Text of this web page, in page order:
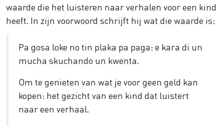
waarde die het luisteren naar verhalen voor een kind
heeft. In zijn voorwoord schrijft hij wat die waarde is:
Pa gosa loke no tin plaka pa paga: e kara di un
mucha skuchando un kwenta.
Om te genieten van wat je voor geen geld kan
kopen: het gezicht van een kind dat luistert
naar een verhaal.